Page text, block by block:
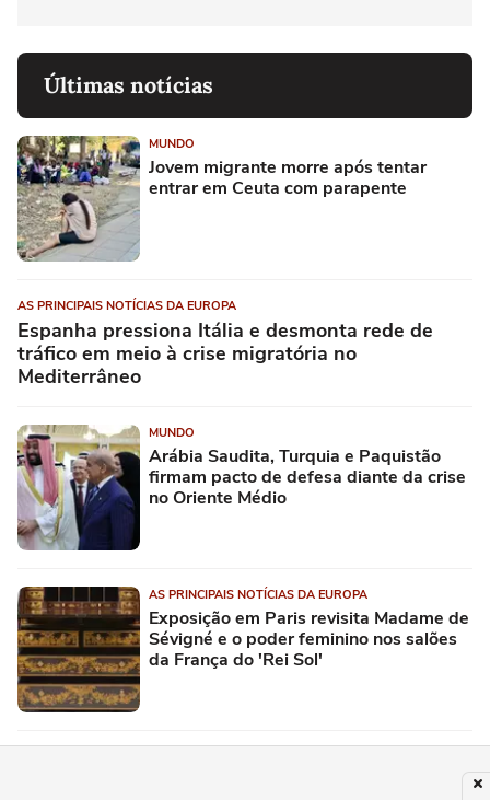
Últimas notícias
MUNDO
Jovem migrante morre após tentar
entrar em Ceuta com parapente
AS PRINCIPAIS NOTÍCIAS DA EUROPA
Espanha pressiona Itália e desmonta rede de
tráfico em meio à crise migratória no
Mediterrâneo
MUNDO
Arábia Saudita, Turquia e Paquistão
firmam pacto de defesa diante da crise
no Oriente Médio
AS PRINCIPAIS NOTÍCIAS DA EUROPA
Exposição em Paris revisita Madame de
Sévigné e o poder feminino nos salões
da França do 'Rei Sol'